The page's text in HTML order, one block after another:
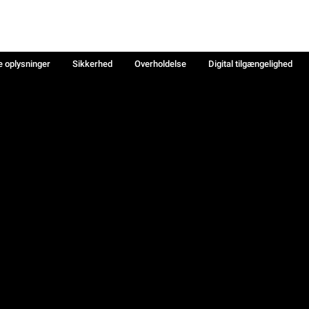
oplysninger Sikkerhed Overholdelse
Digital tilgængelighed